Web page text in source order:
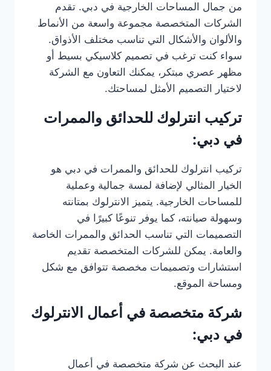
من جمال المساحات الخارجية في دبي. تقدم
الشركات المتخصصة مجموعة واسعة من الأنماط
والألوان والأشكال التي تناسب مختلف الأذواق.
سواء كنت ترغب في تصميم كلاسيكي بسيط أو
مظهر عصري مبتكر، يمكنك التعاون مع الشركة
لاختيار التصميم الأمثل لمساحتك.
تركيب انترلوك للحدائق والممرات
في دبي:
تركيب انترلوك للحدائق والممرات في دبي هو
الخيار المثالي لإضافة لمسة جمالية وعملية
للمساحات الخارجية. يتميز الانترلوك بمتانته
وسهولة صيانته، كما يوفر تنوعًا كبيرًا في
التصميمات التي تناسب الحدائق والممرات الخاصة
والعامة. يمكن للشركات المتخصصة تقديم
استشارات وتصميمات مخصصة تتوافق مع شكل
ومساحة الموقع.
شركة متخصصة في أعمال الانترلوك
في دبي:
عند البحث عن شركة متخصصة في أعمال